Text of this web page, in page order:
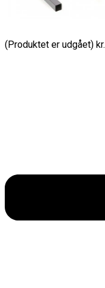
(Produktet er udgået) kr.